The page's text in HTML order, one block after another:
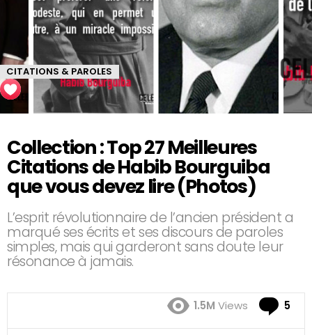
CITATIONS & PAROLES
Collection : Top 27 Meilleures
Citations de Habib Bourguiba
que vous devez lire (Photos)
L’esprit révolutionnaire de l’ancien président a
marqué ses écrits et ses discours de paroles
simples, mais qui garderont sans doute leur
résonance à jamais.
1.5M Views 5